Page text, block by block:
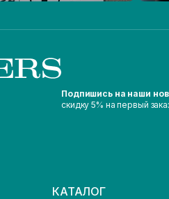
Подпишись на наши
скидку 5% на первый
КАТАЛОГ